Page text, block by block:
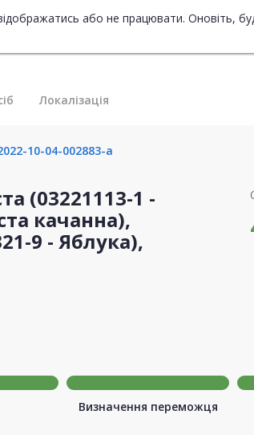
або не працювати. Оновіть,
Локалізація
10-04-002883-a
(03221113-1 -
качанна),
9 - Яблука),
Визначення переможця